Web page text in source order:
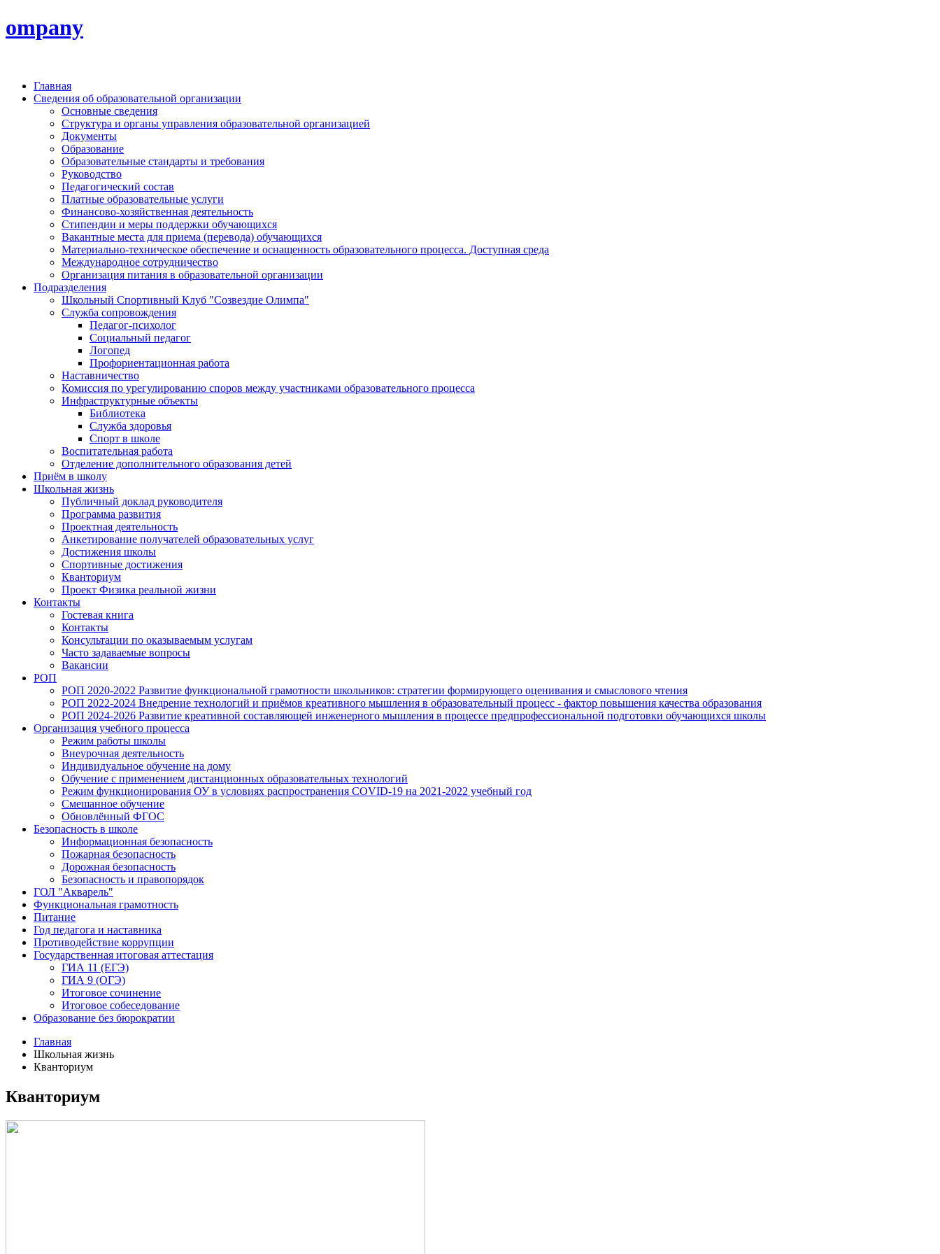
ompany
Главная
Сведения об образовательной организации
Основные сведения
Структура и органы управления образовательной организацией
Документы
Образование
Образовательные стандарты и требования
Руководство
Педагогический состав
Платные образовательные услуги
Финансово-хозяйственная деятельность
Стипендии и меры поддержки обучающихся
Вакантные места для приема (перевода) обучающихся
Материально-техническое обеспечение и оснащенность образовательного процесса. Доступная среда
Международное сотрудничество
Организация питания в образовательной организации
Подразделения
Школьный Спортивный Клуб "Созвездие Олимпа"
Служба сопровождения
Педагог-психолог
Социальный педагог
Логопед
Профориентационная работа
Наставничество
Комиссия по урегулированию споров между участниками образовательного процесса
Инфраструктурные объекты
Библиотека
Служба здоровья
Спорт в школе
Воспитательная работа
Отделение дополнительного образования детей
Приём в школу
Школьная жизнь
Публичный доклад руководителя
Программа развития
Проектная деятельность
Анкетирование получателей образовательных услуг
Достижения школы
Спортивные достижения
Кванториум
Проект Физика реальной жизни
Контакты
Гостевая книга
Контакты
Консультации по оказываемым услугам
Часто задаваемые вопросы
Вакансии
РОП
РОП 2020-2022 Развитие функциональной грамотности школьников: стратегии формирующего оценивания и смыслового чтения
РОП 2022-2024 Внедрение технологий и приёмов креативного мышления в образовательный процесс - фактор повышения качества образования
РОП 2024-2026 Развитие креативной составляющей инженерного мышления в процессе предпрофессиональной подготовки обучающихся школы
Организация учебного процесса
Режим работы школы
Внеурочная деятельность
Индивидуальное обучение на дому
Обучение с применением дистанционных образовательных технологий
Режим функционирования ОУ в условиях распространения COVID-19 на 2021-2022 учебный год
Смешанное обучение
Обновлённый ФГОС
Безопасность в школе
Информационная безопасность
Пожарная безопасность
Дорожная безопасность
Безопасность и правопорядок
ГОЛ "Акварель"
Функциональная грамотность
Питание
Год педагога и наставника
Противодействие коррупции
Государственная итоговая аттестация
ГИА 11 (ЕГЭ)
ГИА 9 (ОГЭ)
Итоговое сочинение
Итоговое собеседование
Образование без бюрократии
Главная
Школьная жизнь
Кванториум
Кванториум